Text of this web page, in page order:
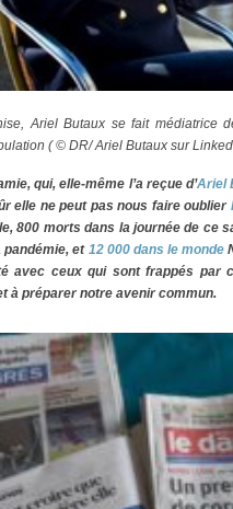
Ariel Butaux se fait médiatrice
( © DR/ Ariel Butaux sur
qui, elle-même l’a reçue d’Ariel
elle ne peut pas nous faire oublier
800 morts dans la journée de ce
pandémie, et 12 000 dans le monde
avec ceux qui sont frappés par
à préparer notre avenir commun.